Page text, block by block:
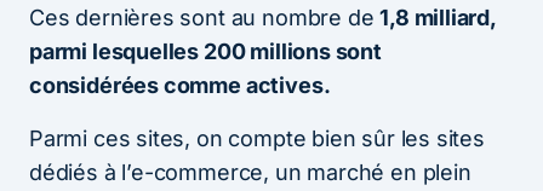
Ces dernières sont au nombre de1,8 milliard,
parmi lesquelles 200 millions sont
considérées comme actives.
Parmi ces sites, on compte bien sûr les sites
dédiés à l’e-commerce, un marché en plein